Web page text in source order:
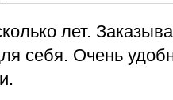
лет.
себя. Очень